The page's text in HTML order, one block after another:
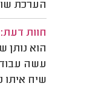
הערכת
חוות דעת:
הוא נותן
עשה
שיח איתו